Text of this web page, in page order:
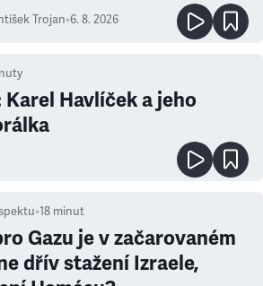
Trojan•6. 8. 2026
Havlíček a jeho
•18 minut
Gazu je v začarovaném
dřív stažení Izraele,